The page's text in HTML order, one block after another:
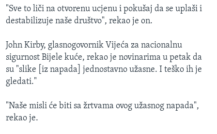
"Sve to liči na otvorenu ucjenu i pokušaj da se uplaši i
destabilizuje naše društvo", rekao je on.
John Kirby, glasnogovornik Vijeća za nacionalnu
sigurnost Bijele kuće, rekao je novinarima u petak da
su "slike [iz napada] jednostavno užasne. I teško ih je
gledati."
"Naše misli će biti sa žrtvama ovog užasnog napada",
rekao je.